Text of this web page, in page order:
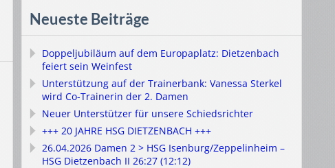
Neueste Beiträge
Doppeljubiläum auf dem Europaplatz: Dietzenbach
feiert sein Weinfest
Unterstützung auf der Trainerbank: Vanessa Sterkel
wird Co-Trainerin der 2. Damen
Neuer Unterstützer für unsere Schiedsrichter
+++ 20 JAHRE HSG DIETZENBACH +++
26.04.2026 Damen 2 > HSG Isenburg/Zeppelinheim –
HSG Dietzenbach II 26:27 (12:12)